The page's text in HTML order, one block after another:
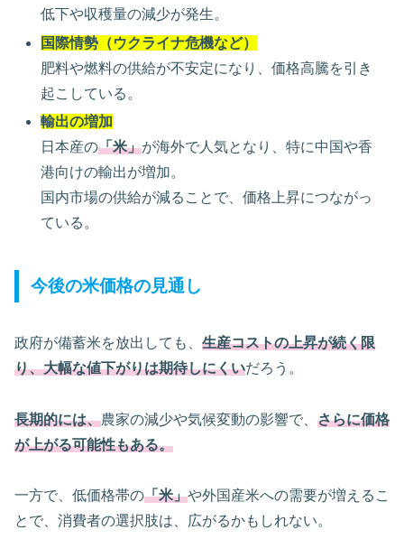
低下や収穫量の減少が発生。
国際情勢（ウクライナ危機など）
肥料や燃料の供給が不安定になり、価格高騰を引き
起こしている。
輸出の増加
日本産の「米」が海外で人気となり、特に中国や香
港向けの輸出が増加。
国内市場の供給が減ることで、価格上昇につながっ
ている。
今後の米価格の見通し
政府が備蓄米を放出しても、 生産コストの上昇が続く限
り、大幅な値下がりは期待しにくいだろう。
長期的には、農家の減少や気候変動の影響で、 さらに価格
が上がる可能性もある。
一方で、低価格帯の「米」や外国産米への需要が増えるこ
とで、消費者の選択肢は、広がるかもしれない。